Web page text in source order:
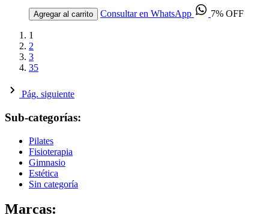
Agregar al carrito Consultar en WhatsApp 7% OFF
1
2
3
35
Pág. siguiente
Sub-categorías:
Pilates
Fisioterapia
Gimnasio
Estética
Sin categoría
Marcas: